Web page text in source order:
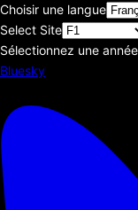
Choisir une langue
Select Site
Sélectionnez une
Bluesky